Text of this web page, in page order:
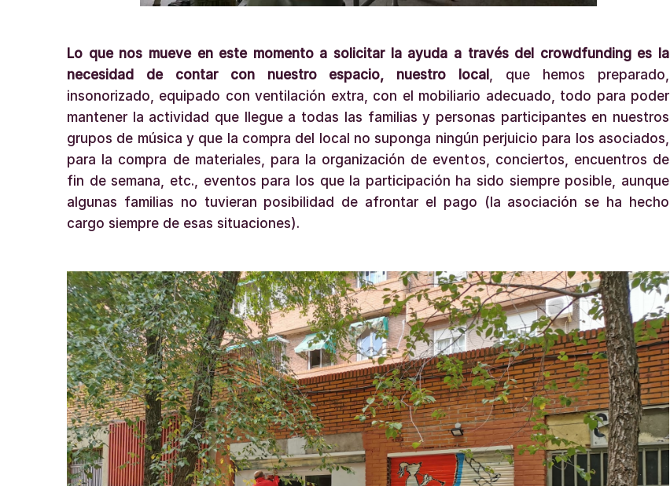
Lo que nos mueve en este momento a solicitar la ayuda a través del crowdfunding es la
necesidad de contar con nuestro espacio, nuestro local , que hemos preparado,
insonorizado, equipado con ventilación extra, con el mobiliario adecuado, todo para poder
mantener la actividad que llegue a todas las familias y personas participantes en nuestros
grupos de música y que la compra del local no suponga ningún perjuicio para los asociados,
para la compra de materiales, para la organización de eventos, conciertos, encuentros de
fin de semana, etc., eventos para los que la participación ha sido siempre posible, aunque
algunas familias no tuvieran posibilidad de afrontar el pago (la asociación se ha hecho
cargo siempre de esas situaciones).